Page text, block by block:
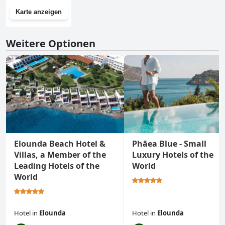
Karte anzeigen
Weitere Optionen
Elounda Beach Hotel &
Villas, a Member of the
Leading Hotels of the
World
Hotel in Elounda
Phāea Blue - Small
Luxury Hotels of the
World
Hotel in Elounda